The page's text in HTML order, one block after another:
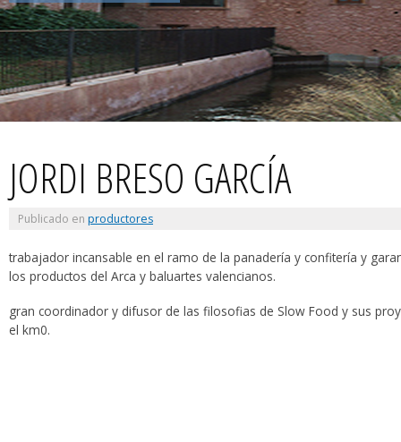
JORDI BRESO GARCÍA
Publicado en productores
trabajador incansable en el ramo de la panadería y confitería y
los productos del Arca y baluartes valencianos.
gran coordinador y difusor de las filosofias de Slow Food y sus
el km0.